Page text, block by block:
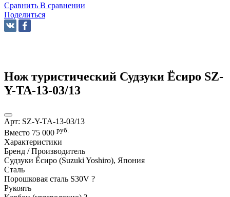
Сравнить В сравнении
Поделиться
Нож туристический Судзуки Ёсиро SZ-
Y-TA-13-03/13
Арт: SZ-Y-TA-13-03/13
Вместо 75 000 руб.
Характеристики
Бренд / Производитель
Судзуки Ёсиро (Suzuki Yoshiro), Япония
Сталь
Порошковая сталь S30V ?
Рукоять